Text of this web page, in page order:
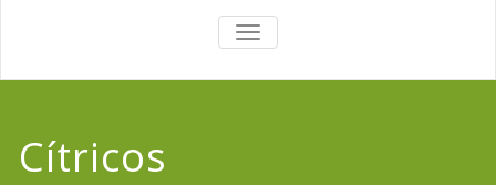
TOGGLE
NAVIGATION
Cítricos